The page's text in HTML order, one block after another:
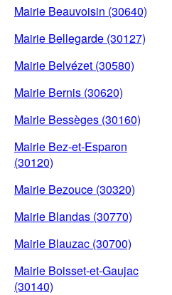
Mairie Beauvoisin (30640)
Mairie Bellegarde (30127)
Mairie Belvézet (30580)
Mairie Bernis (30620)
Mairie Bessèges (30160)
Mairie Bez-et-Esparon
(30120)
Mairie Bezouce (30320)
Mairie Blandas (30770)
Mairie Blauzac (30700)
Mairie Boisset-et-Gaujac
(30140)